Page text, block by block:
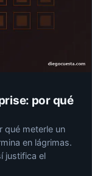
por qué
qué meterle un
en lágrimas.
justifica el